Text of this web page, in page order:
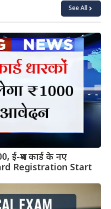
See All
ई-श्रम कार्ड के नए
Registration Start